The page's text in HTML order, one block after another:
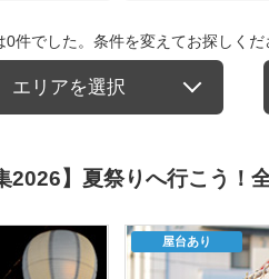
件でした。条件を変えてお探しくだ
エリアを選択
2026】夏祭りへ行こう！
屋台あり